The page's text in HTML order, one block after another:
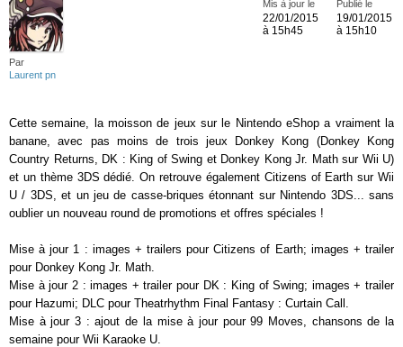
Par
Laurent pn
Publié le
19/01/2015
à 15h10
Mis à jour le
22/01/2015
à 15h45
Cette semaine, la moisson de jeux sur le Nintendo eShop a vraiment la
banane, avec pas moins de trois jeux Donkey Kong (Donkey Kong
Country Returns, DK : King of Swing et Donkey Kong Jr. Math sur Wii U)
et un thème 3DS dédié. On retrouve également Citizens of Earth sur Wii
U / 3DS, et un jeu de casse-briques étonnant sur Nintendo 3DS... sans
oublier un nouveau round de promotions et offres spéciales !
Mise à jour 1 : images + trailers pour Citizens of Earth; images + trailer
pour Donkey Kong Jr. Math.
Mise à jour 2 : images + trailer pour DK : King of Swing; images + trailer
pour Hazumi; DLC pour Theatrhythm Final Fantasy : Curtain Call.
Mise à jour 3 : ajout de la mise à jour pour 99 Moves, chansons de la
semaine pour Wii Karaoke U.